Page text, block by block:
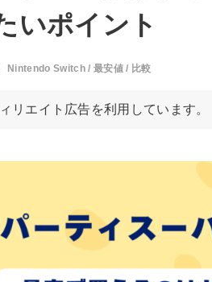
いポイント
Nintendo Switch/ 最安値/ 比較
リエイト広告を利用しています。